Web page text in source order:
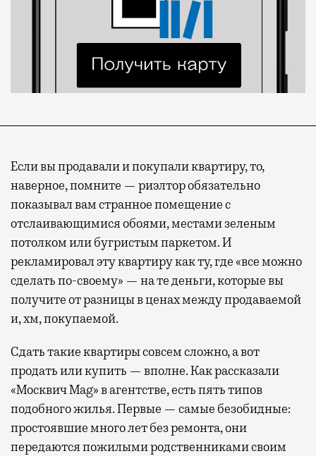
Если вы продавали и покупали квартиру, то,
наверное, помните — риэлтор обязательно
показывал вам странное помещение с
отслаивающимися обоями, местами зеленым
потолком или бугристым паркетом. И
рекламировал эту квартиру как ту, где «все можно
сделать по-своему» — на те деньги, которые вы
получите от разницы в ценах между продаваемой
и, хм, покупаемой.
Сдать такие квартиры совсем сложно, а вот
продать или купить — вполне. Как рассказали
«Москвич Mag» в агентстве, есть пять типов
подобного жилья. Первые — самые безобидные:
простоявшие много лет без ремонта, они
передаются пожилыми родственниками своим